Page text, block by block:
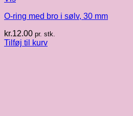
O-ring med bro i sølv, 30 mm
kr.12.00 pr. stk.
Tilføj til kurv